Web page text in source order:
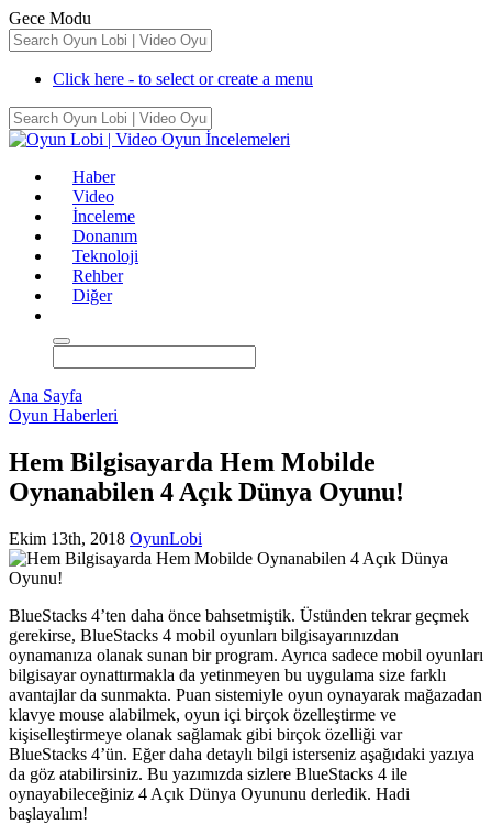
Gece Modu
Click here - to select or create a menu
Haber
Video
İnceleme
Donanım
Teknoloji
Rehber
Diğer
Ana Sayfa
Oyun Haberleri
Hem Bilgisayarda Hem Mobilde
Oynanabilen 4 Açık Dünya Oyunu!
Ekim 13th, 2018 OyunLobi
BlueStacks 4’ten daha önce bahsetmiştik. Üstünden tekrar geçmek
gerekirse, BlueStacks 4 mobil oyunları bilgisayarınızdan
oynamanıza olanak sunan bir program. Ayrıca sadece mobil oyunları
bilgisayar oynattırmakla da yetinmeyen bu uygulama size farklı
avantajlar da sunmakta. Puan sistemiyle oyun oynayarak mağazadan
klavye mouse alabilmek, oyun içi birçok özelleştirme ve
kişiselleştirmeye olanak sağlamak gibi birçok özelliği var
BlueStacks 4’ün. Eğer daha detaylı bilgi isterseniz aşağıdaki yazıya
da göz atabilirsiniz. Bu yazımızda sizlere BlueStacks 4 ile
oynayabileceğiniz 4 Açık Dünya Oyununu derledik. Hadi
başlayalım!